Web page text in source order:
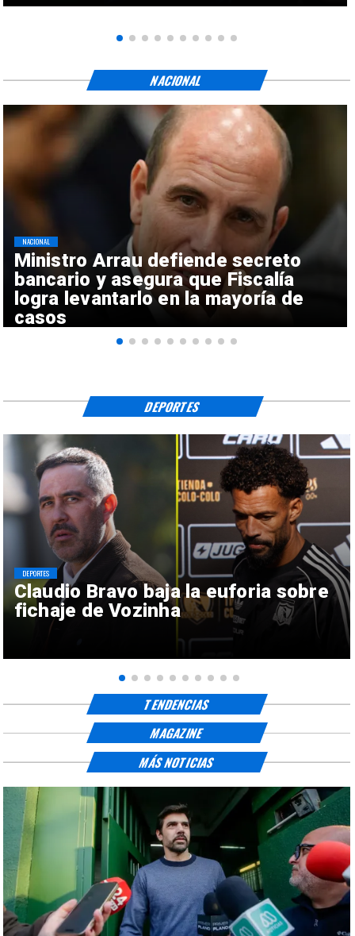
Ministro Arrau defiende secreto
bancario y asegura que Fiscalía
logra levantarlo en la mayoría de
casos
NACIONAL
NACIONAL
Claudio Bravo baja la euforia sobre
fichaje de Vozinha
DEPORTES
DEPORTES
TENDENCIAS
MAGAZINE
MÁS NOTICIAS